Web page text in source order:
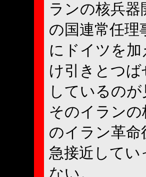
ランの核兵器
の国連常任理
にドイツを
け引きとつ
しているの
そのイラン
のイラン革
急接近してい
ない。